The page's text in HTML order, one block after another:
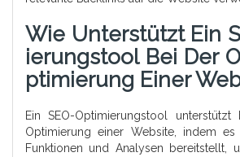
Wie Unterstützt Ein
Ierungstool Bei Der
Ptimierung Einer
Ein SEO-Optimierungstool
Optimierung einer Website, indem
Funktionen und Analysen bereitstellt,